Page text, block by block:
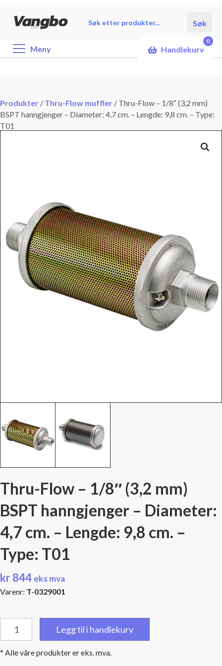
search
Søk
Meny Handlekurv
0
Produkter / Thru-Flow muffler / Thru-Flow – 1/8″ (3,2 mm)
BSPT hanngjenger – Diameter: 4,7 cm. – Lengde: 9,8 cm. – Type:
T01
Thru-Flow – 1/8″ (3,2 mm)
BSPT hanngjenger – Diameter:
4,7 cm. – Lengde: 9,8 cm. –
Type: T01
kr844 eks mva
Varenr: T-0329001
Flow
1/8"
Legg til i handlekurv
* Alle våre produkter er eks. mva.